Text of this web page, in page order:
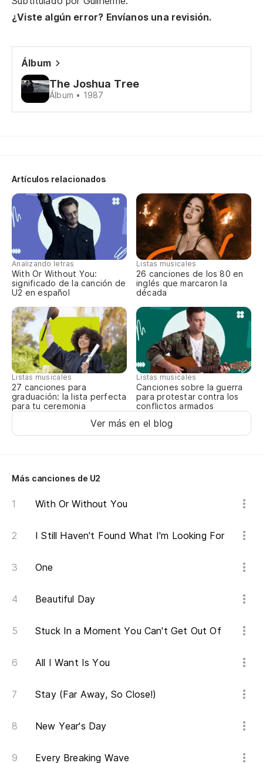
¿Viste algún error? Envíanos una revisión.
Álbum
The Joshua Tree
Álbum • 1987
Artículos relacionados
Analizando letras
With Or Without You:
significado de la canción de
U2 en español
Listas musicales
26 canciones de los 80 en
inglés que marcaron la
década
Listas musicales
27 canciones para
graduación: la lista perfecta
para tu ceremonia
Listas musicales
Canciones sobre la guerra
para protestar contra los
conflictos armados
Ver más en el blog
Más canciones de U2
With Or Without You
I Still Haven't Found What I'm Looking For
One
Beautiful Day
Stuck In a Moment You Can't Get Out Of
All I Want Is You
Stay (Far Away, So Close!)
New Year's Day
Every Breaking Wave